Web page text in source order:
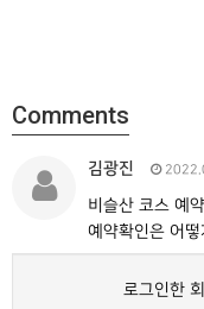
Comments
김광진
비슬산 코스 예
예약확인은 어
로그인한